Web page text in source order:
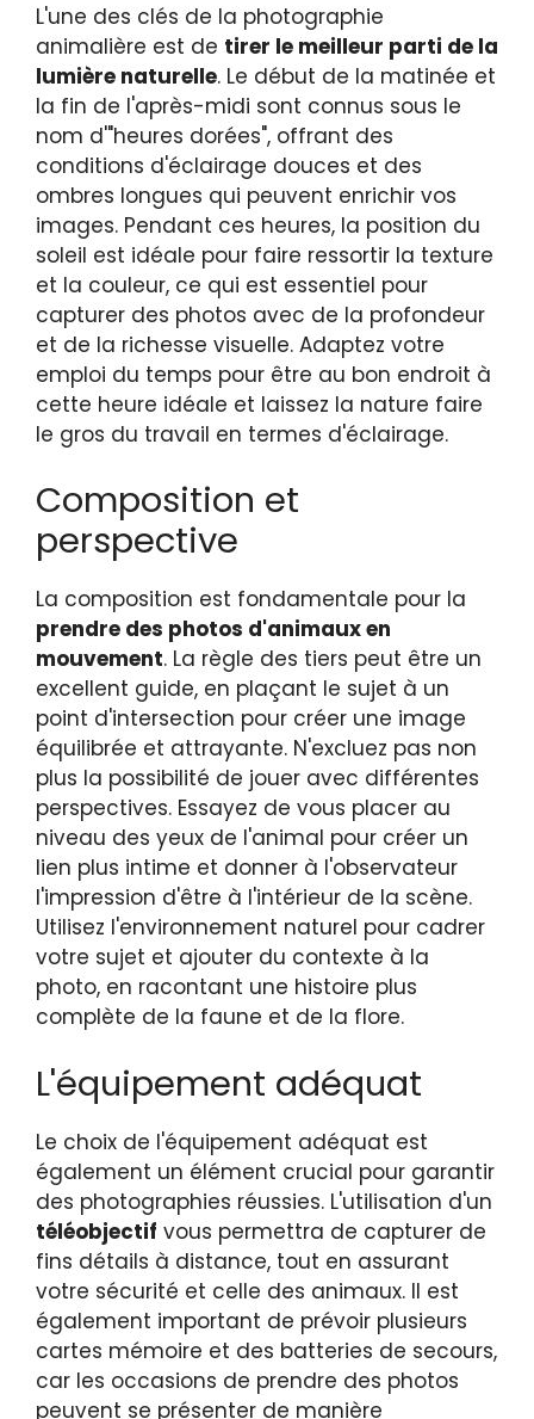
L'une des clés de la photographie
animalière est de tirer le meilleur parti de la
lumière naturelle. Le début de la matinée et
la fin de l'après-midi sont connus sous le
nom d'"heures dorées", offrant des
conditions d'éclairage douces et des
ombres longues qui peuvent enrichir vos
images. Pendant ces heures, la position du
soleil est idéale pour faire ressortir la texture
et la couleur, ce qui est essentiel pour
capturer des photos avec de la profondeur
et de la richesse visuelle. Adaptez votre
emploi du temps pour être au bon endroit à
cette heure idéale et laissez la nature faire
le gros du travail en termes d'éclairage.
Composition et
perspective
La composition est fondamentale pour la
prendre des photos d'animaux en
mouvement. La règle des tiers peut être un
excellent guide, en plaçant le sujet à un
point d'intersection pour créer une image
équilibrée et attrayante. N'excluez pas non
plus la possibilité de jouer avec différentes
perspectives. Essayez de vous placer au
niveau des yeux de l'animal pour créer un
lien plus intime et donner à l'observateur
l'impression d'être à l'intérieur de la scène.
Utilisez l'environnement naturel pour cadrer
votre sujet et ajouter du contexte à la
photo, en racontant une histoire plus
complète de la faune et de la flore.
L'équipement adéquat
Le choix de l'équipement adéquat est
également un élément crucial pour garantir
des photographies réussies. L'utilisation d'un
téléobjectif vous permettra de capturer de
fins détails à distance, tout en assurant
votre sécurité et celle des animaux. Il est
également important de prévoir plusieurs
cartes mémoire et des batteries de secours,
car les occasions de prendre des photos
peuvent se présenter de manière